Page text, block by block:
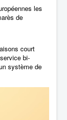
les
de
court
bi-
système de